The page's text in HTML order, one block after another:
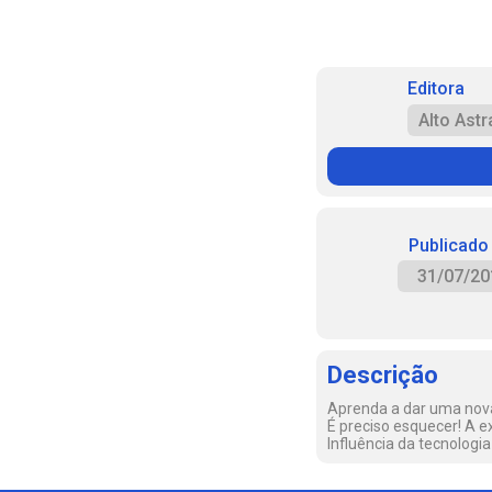
Editora
Alto
31/07/
Descrição
Aprenda a dar uma
É preciso esquecer! A
Influência da